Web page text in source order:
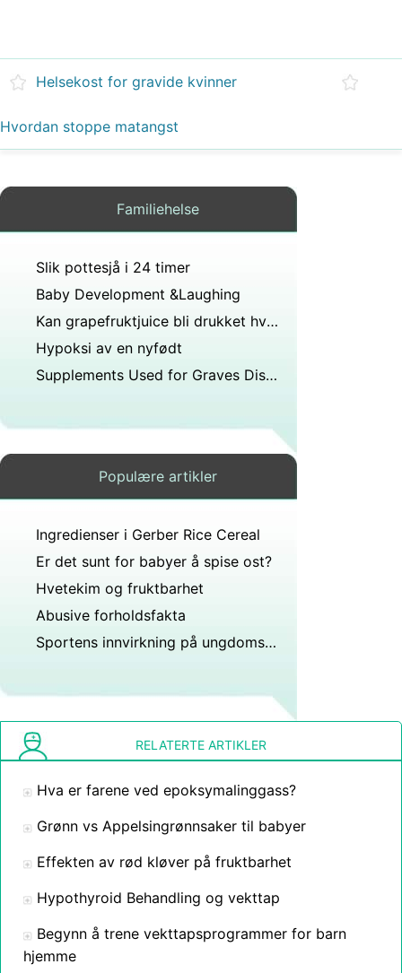
Helsekost for gravide kvinner
Hvordan stoppe matangst
Familiehelse
Slik pottesjå i 24 timer
Baby Development &Laughing
Kan grapefruktjuice bli drukket hvis du tar skjoldbrusk medisin?
Hypoksi av en nyfødt
Supplements Used for Graves Disease
Populære artikler
Ingredienser i Gerber Rice Cereal
Er det sunt for babyer å spise ost?
Hvetekim og fruktbarhet
Abusive forholdsfakta
Sportens innvirkning på ungdomsutvikling
RELATERTE ARTIKLER
Hva er farene ved epoksymalinggass?
Grønn vs Appelsingrønnsaker til babyer
Effekten av rød kløver på fruktbarhet
Hypothyroid Behandling og vekttap
Begynn å trene vekttapsprogrammer for barn
hjemme